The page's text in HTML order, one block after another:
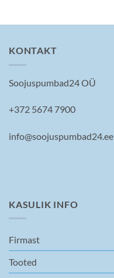
KONTAKT
Soojuspumbad24 OÜ
+372 5674 7900
info@soojuspumbad24.ee
KASULIK INFO
Firmast
Tooted